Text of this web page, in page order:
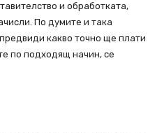
и обработката,
По думите и така
какво точно ще плати
по подходящ начин, се